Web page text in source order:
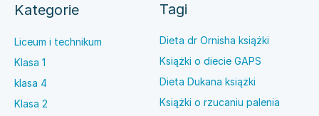
Kategorie
Liceum i technikum
Klasa 1
klasa 4
Klasa 2
Tagi
Dieta dr Ornisha książki
Książki o diecie GAPS
Dieta Dukana książki
Książki o rzucaniu palenia